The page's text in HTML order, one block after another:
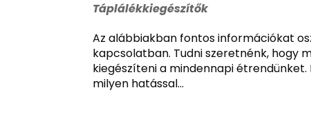
Táplálékkiegészítők
Az alábbiakban fontos információkat
kapcsolatban. Tudni szeretnénk, hogy
kiegészíteni a mindennapi
milyen hatással...